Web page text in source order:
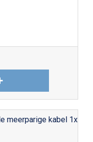
meerparige kabel 1x